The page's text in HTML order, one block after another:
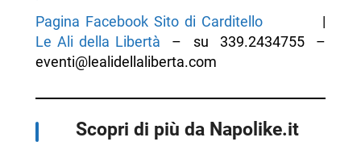
Pagina Facebook Sito di Carditello|
Le Ali della Libertà – su 339.2434755 –
eventi@lealidellaliberta.com
Scopri di più da Napolike.it